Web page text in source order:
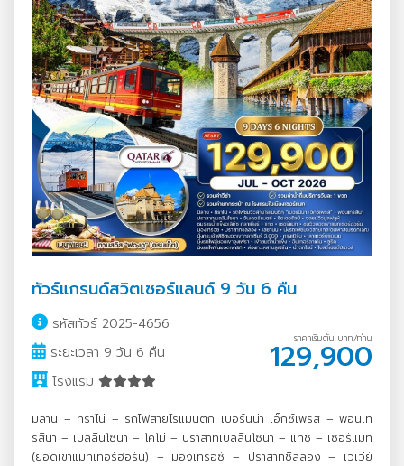
ทัวร์แกรนด์สวิตเซอร์แลนด์ 9 วัน 6 คืน
รหัสทัวร์ 2025-4656
ระยะเวลา 9 วัน 6 คืน
โรงแรม
ราคาเริ่มต้น บาท/ท่าน
129,900
มิลาน – ทิราโน่ – รถไฟสายโรแมนติก เบอร์นิน่า เอ็กซ์เพรส – พอนเท
รสินา – เบลลินโซนา – โคโม่ – ปราสาทเบลลินโซนา – แทช – เซอร์แมท
(ยอดเขาแมทเทอร์ฮอร์น) – มองเทรอซ์ – ปราสาทชิลลอง – เวเว่ย์